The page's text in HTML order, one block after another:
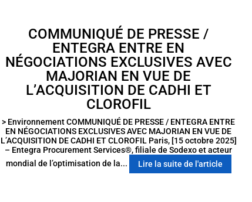
COMMUNIQUÉ DE PRESSE /
ENTEGRA ENTRE EN
NÉGOCIATIONS EXCLUSIVES AVEC
MAJORIAN EN VUE DE
L’ACQUISITION DE CADHI ET
CLOROFIL
> Environnement COMMUNIQUÉ DE PRESSE / ENTEGRA ENTRE
EN NÉGOCIATIONS EXCLUSIVES AVEC MAJORIAN EN VUE DE
L’ACQUISITION DE CADHI ET CLOROFIL Paris, [15 octobre 2025]
– Entegra Procurement Services®, filiale de Sodexo et acteur
mondial de l’optimisation de la...
Lire la suite de l'article